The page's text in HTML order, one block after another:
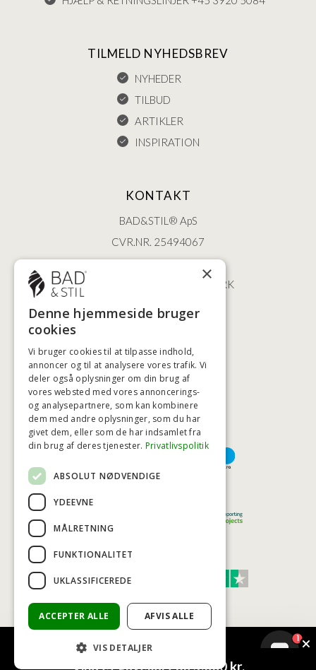
TILMELD NYHEDSBREV
NYHEDER
TILBUD
ARTIKLER
INSPIRATION
KONTAKT
BAD&STIL® ApS
CVR.NR. 25494067
ØSTERBROGADE 202
2100 KØBENHAVN • DANMARK
+45 3920 5084
HØJESTE KREDITVÆRDIGHED
BETALINGSMULIGHEDER
TRUST SCORE 4,7
© COPYRIGHT - BAD&STIL® ApS 2026
×
Denne hjemmeside bruger
cookies
Vi bruger cookies til at tilpasse indhold,
annoncer og til at analysere vores trafik. Vi
deler også oplysninger om din brug af
vores websted med vores annoncerings-
og analysepartnere, som kan kombinere
dem med andre oplysninger, som du har
givet dem, eller som de har indsamlet fra
din brug af deres tjenester. Privatlivspolitik
ABSOLUT NØDVENDIGE
YDEEVNE
MÅLRETNING
FUNKTIONALITET
UKLASSIFICEREDE
ACCEPTER ALLE AFVIS ALLE
VIS DETALJER
1
Vind et gavekort på 5.000 kr.